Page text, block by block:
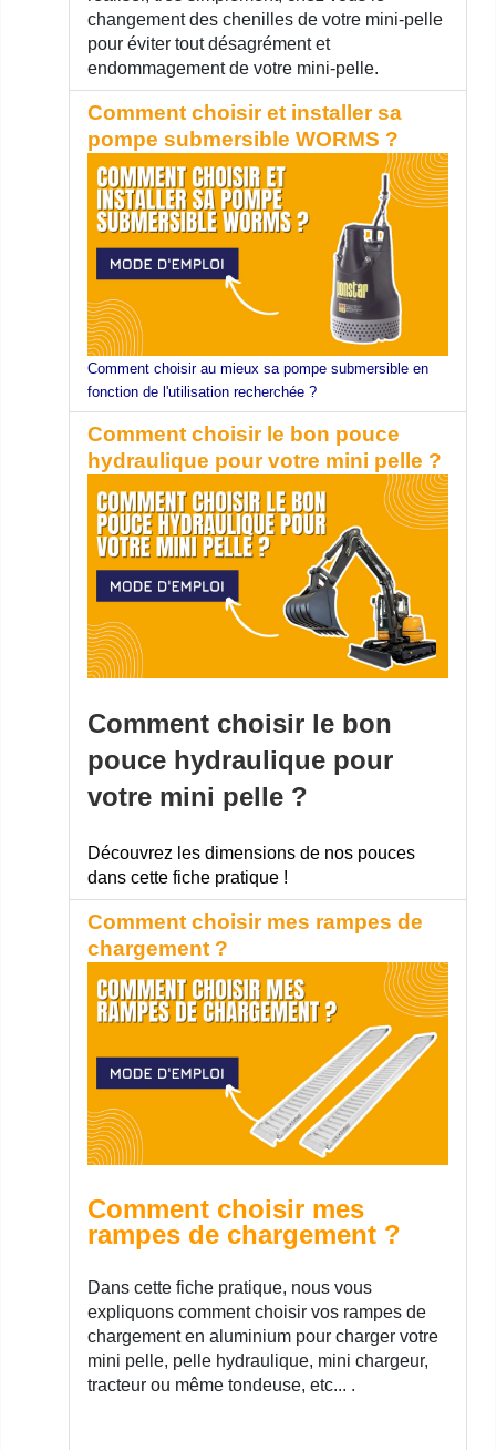
changement des chenilles de votre mini-pelle
pour éviter tout désagrément et
endommagement de votre mini-pelle.
Comment choisir et installer sa
pompe submersible WORMS ?
Comment choisir au mieux sa pompe submersible en
fonction de l'utilisation recherchée ?
Comment choisir le bon pouce
hydraulique pour votre mini pelle ?
Comment choisir le bon
pouce hydraulique pour
votre mini pelle ?
Découvrez les dimensions de nos pouces
dans cette fiche pratique !
Comment choisir mes rampes de
chargement ?
Comment choisir mes
rampes de chargement ?
Dans cette fiche pratique, nous vous
expliquons comment choisir vos rampes de
chargement en aluminium pour charger votre
mini pelle, pelle hydraulique, mini chargeur,
tracteur ou même tondeuse, etc... .